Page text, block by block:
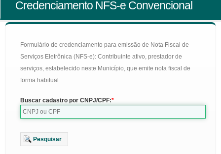
Credenciamento NFS-e Convencional
Formulário de credenciamento para emissão de Nota Fiscal de
Serviços Eletrônica (NFS-e): Contribuinte ativo, prestador de
serviços, estabelecido neste Município, que emite nota fiscal de
forma habitual
Buscar cadastro por CNPJ/CPF:
Pesquisar